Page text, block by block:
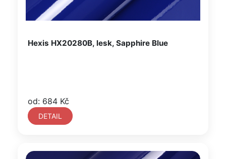
Hexis HX20280B, lesk, Sapphire Blue
od: 684 Kč
DETAIL